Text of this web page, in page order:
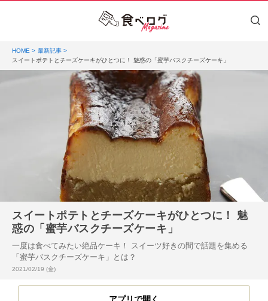
HOME
最新記事
スイートポテトとチーズケーキがひとつに！ 魅惑の「蜜芋バスクチーズケーキ」
スイートポテトとチーズケーキがひとつに！ 魅
惑の「蜜芋バスクチーズケーキ」
一度は食べてみたい絶品ケーキ！ スイーツ好きの間で話題を集める
「蜜芋バスクチーズケーキ」とは？
投稿日:
2021/02/19 (金)